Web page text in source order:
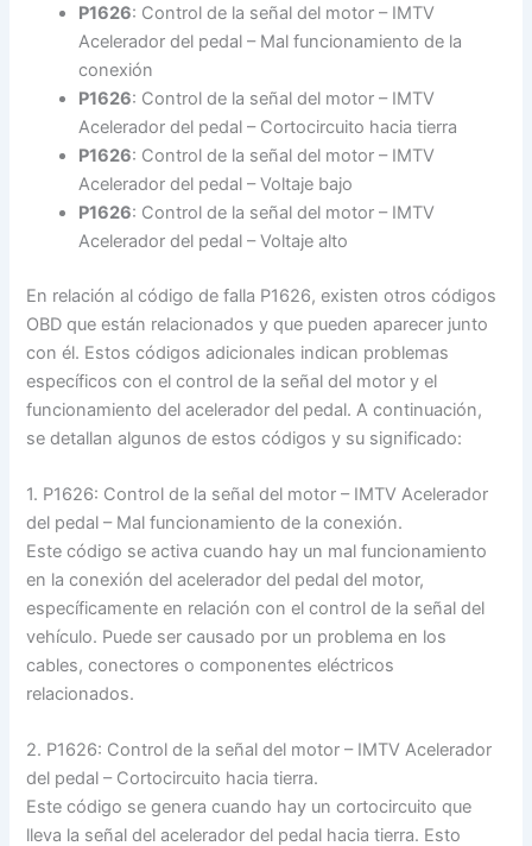
P1626: Control de la señal del motor – IMTV
Acelerador del pedal – Mal funcionamiento de la
conexión
P1626: Control de la señal del motor – IMTV
Acelerador del pedal – Cortocircuito hacia tierra
P1626: Control de la señal del motor – IMTV
Acelerador del pedal – Voltaje bajo
P1626: Control de la señal del motor – IMTV
Acelerador del pedal – Voltaje alto
En relación al código de falla P1626, existen otros códigos
OBD que están relacionados y que pueden aparecer junto
con él. Estos códigos adicionales indican problemas
específicos con el control de la señal del motor y el
funcionamiento del acelerador del pedal. A continuación,
se detallan algunos de estos códigos y su significado:
1. P1626: Control de la señal del motor – IMTV Acelerador
del pedal – Mal funcionamiento de la conexión.
Este código se activa cuando hay un mal funcionamiento
en la conexión del acelerador del pedal del motor,
específicamente en relación con el control de la señal del
vehículo. Puede ser causado por un problema en los
cables, conectores o componentes eléctricos
relacionados.
2. P1626: Control de la señal del motor – IMTV Acelerador
del pedal – Cortocircuito hacia tierra.
Este código se genera cuando hay un cortocircuito que
lleva la señal del acelerador del pedal hacia tierra. Esto